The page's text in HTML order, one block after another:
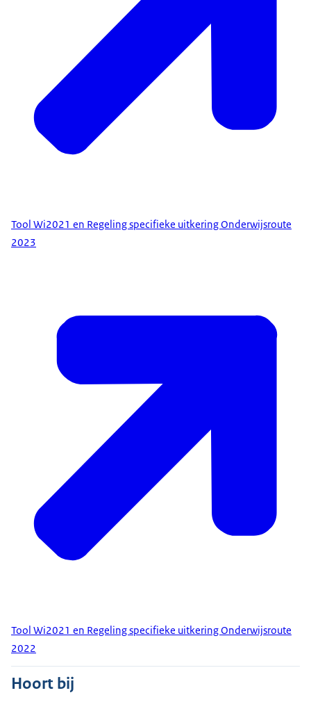
Tool Wi2021 en Regeling specifieke uitkering Onderwijsroute
2023
Tool Wi2021 en Regeling specifieke uitkering Onderwijsroute
2022
Hoort bij